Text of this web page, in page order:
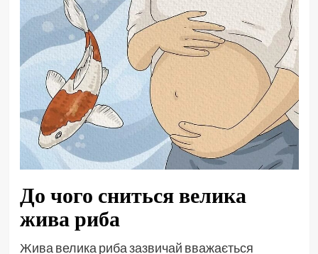
До чого сниться велика
жива риба
Жива велика риба зазвичай вважається